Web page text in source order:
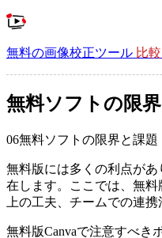
無料の画像校正ツール 比
無料ソフトの限
06無料ソフトの限界と課題
無料版には多くの利点が
在します。ここでは、無料
上の工夫、チームでの連
無料版Canvaで注意すべき